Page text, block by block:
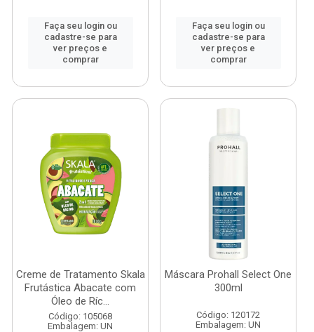
Faça seu login ou
cadastre-se para
ver preços e
comprar
Faça seu login ou
cadastre-se para
ver preços e
comprar
Creme de Tratamento Skala
Frutástica Abacate com
Óleo de Ríc...
Código: 105068
Embalagem: UN
Máscara Prohall Select One
300ml
Código: 120172
Embalagem: UN